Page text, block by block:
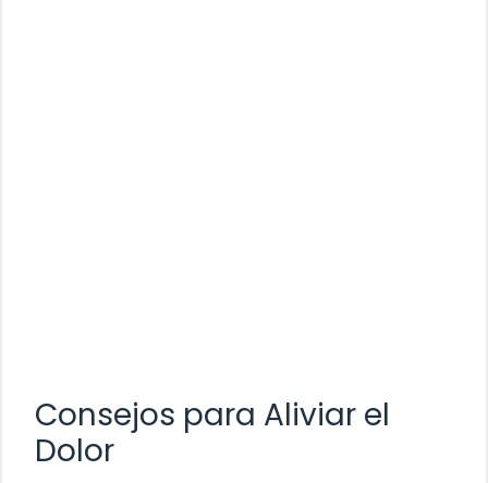
Consejos para Aliviar el
Dolor